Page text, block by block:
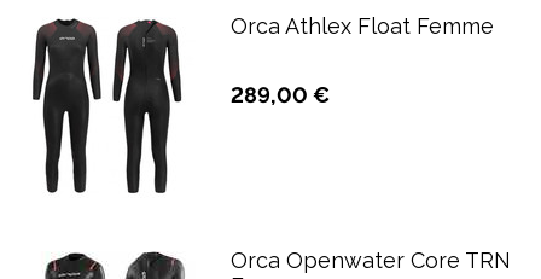
Orca Athlex Float Femme
289,00 €
Orca Openwater Core TRN